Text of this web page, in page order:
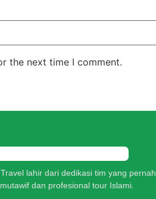
the next time I comment.
lahir dari dedikasi tim yang pernah
dan profesional tour Islami.